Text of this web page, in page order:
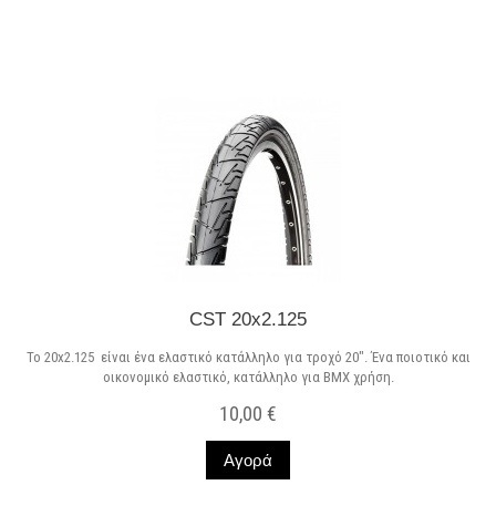
CST 20x2.125
Το 20x2.125 είναι ένα ελαστικό κατάλληλο για τροχό 20". Ένα ποιοτικό και
οικονομικό ελαστικό, κατάλληλο για BMX χρήση.
10,00 €
Αγορά